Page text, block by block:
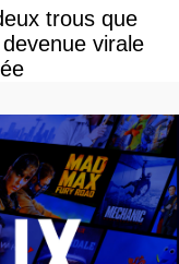
trous que
virale